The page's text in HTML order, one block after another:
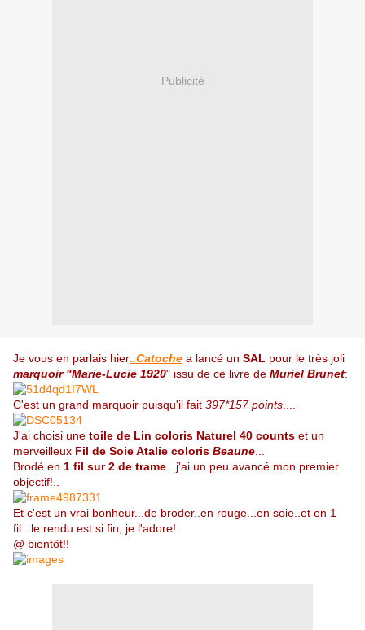
Publicité
Je vous en parlais hier..Catoche a lancé un SAL pour le très joli
marquoir "Marie-Lucie 1920" issu de ce livre de Muriel Brunet:
C'est un grand marquoir puisqu'il fait 397*157 points
J'ai choisi une toile de Lin coloris Naturel 40 counts et un
merveilleux Fil de Soie Atalie coloris Beaune
Brodé en 1 fil sur 2 de trame ...j'ai un peu avancé mon premier
objectif!..
Et c'est un vrai bonheur...de broder..en rouge...en soie..et en 1
fil...le rendu est si fin, je l'adore!..
@ bientôt!!